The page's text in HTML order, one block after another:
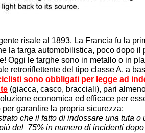
risale al 1893. La Francia fu la
la targa automobilistica, poco dopo il
Oggi le targhe sono in metallo o in
retroriflettente del tipo classe A, a
sono obbligati per legge ad
(giacca, casco, bracciali), pari
economica ed efficace per
per garantire la propria sicurezza:
che il fatto di indossare una tuta o
del 75% in numero di incidenti